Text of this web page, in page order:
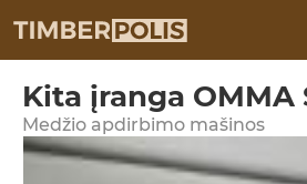
Kita įranga OMMA
Medžio apdirbimo mašinos